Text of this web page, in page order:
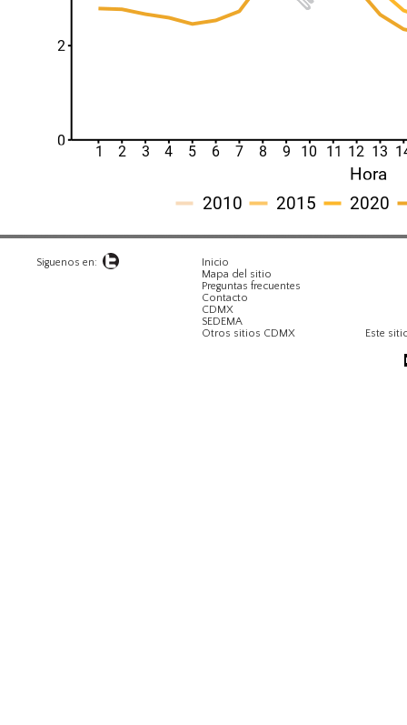
Siguenos en:
Inicio
Mapa del sitio
Preguntas frecuentes
Contacto
CDMX
SEDEMA
Otros sitios CDMX
Este